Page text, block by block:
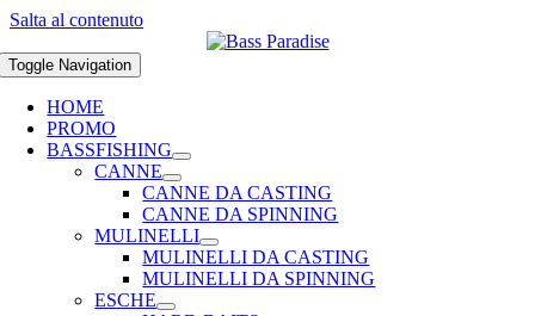
Salta al contenuto
Toggle Navigation
HOME
PROMO
BASSFISHING
CANNE
CANNE DA CASTING
CANNE DA SPINNING
MULINELLI
MULINELLI DA CASTING
MULINELLI DA SPINNING
ESCHE